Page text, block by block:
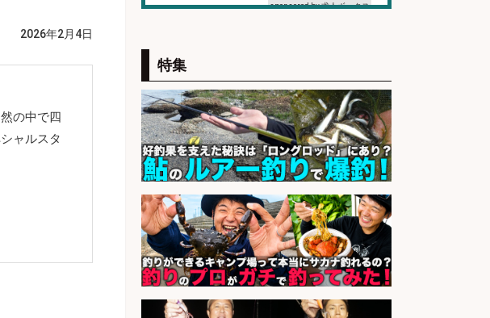
2026年2月4日
の中で四
ャルスタ
sponsored by 求人ボックス
長候補/本物を知る大人の隠れ家!魚
の価値を上げ、地域を元気に!店長候
補募集
会社名 酒場あらかぶ 酒場あらかぶ
sponsored by 求人ボックス
福岡「現場監督」/釣り好き歓迎/残
業10時間/経験者歓迎
会社名 広松久水産株式会社
sponsored by 求人ボックス
和食, 日本料理・懐石料理/店長・店
特集